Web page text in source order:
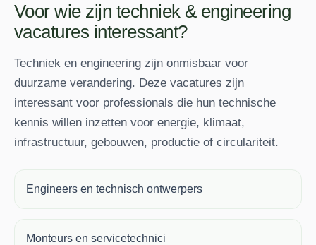
Voor wie zijn techniek & engineering
vacatures interessant?
Techniek en engineering zijn onmisbaar voor
duurzame verandering. Deze vacatures zijn
interessant voor professionals die hun technische
kennis willen inzetten voor energie, klimaat,
infrastructuur, gebouwen, productie of circulariteit.
Engineers en technisch ontwerpers
Monteurs en servicetechnici